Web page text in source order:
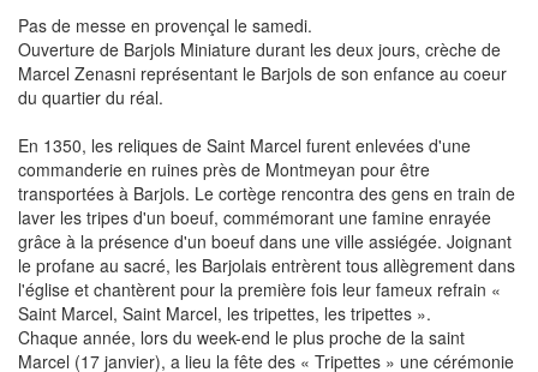
Pas de messe en provençal le samedi.
Ouverture de Barjols Miniature durant les deux jours, crèche de
Marcel Zenasni représentant le Barjols de son enfance au coeur
du quartier du réal.
En 1350, les reliques de Saint Marcel furent enlevées d'une
commanderie en ruines près de Montmeyan pour être
transportées à Barjols. Le cortège rencontra des gens en train de
laver les tripes d'un boeuf, commémorant une famine enrayée
grâce à la présence d'un boeuf dans une ville assiégée. Joignant
le profane au sacré, les Barjolais entrèrent tous allègrement dans
l'église et chantèrent pour la première fois leur fameux refrain «
Saint Marcel, Saint Marcel, les tripettes, les tripettes ».
Chaque année, lors du week-end le plus proche de la saint
Marcel (17 janvier), a lieu la fête des « Tripettes » une cérémonie